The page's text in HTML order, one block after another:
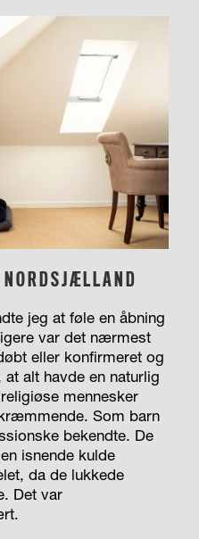
jeg at føle en åbning
var det nærmest
eller konfirmeret og
alt havde en naturlig
mennesker
Som barn
bekendte. De
isnende kulde
da de lukkede
Det var